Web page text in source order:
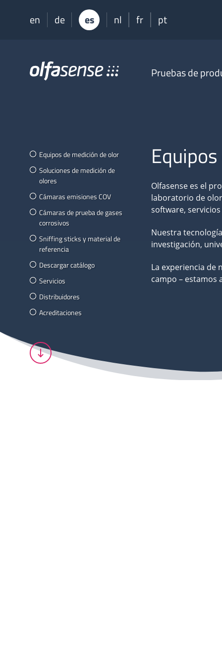
en de es nl fr pt
OlfasensePruebas de
Equipos de medición de olor
Soluciones de medición de
olores
Cámaras emisiones COV
Cámaras de prueba de gases
corrosivos
Sniffing sticks y material de
referencia
Descargar catálogo
Servicios
Distribuidores
Acreditaciones
Olfasense es el
laboratorio de
software,
Nuestra
investigación,
La experiencia de
campo – estamos